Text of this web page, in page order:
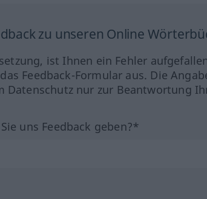
zu unseren Online
ist Ihnen ein Fehler
Feedback-Formular aus. Die
Datenschutz nur zur Beantwortung
uns Feedback geben?*